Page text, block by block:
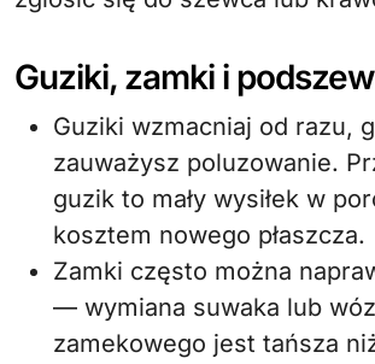
Guziki, zamki i
Guziki wzmacniaj od razu,
zauważysz poluzowanie.
guzik to mały wysiłek w
kosztem nowego płaszcza.
Zamki często można
— wymiana suwaka lub
zamekowego jest tańsza